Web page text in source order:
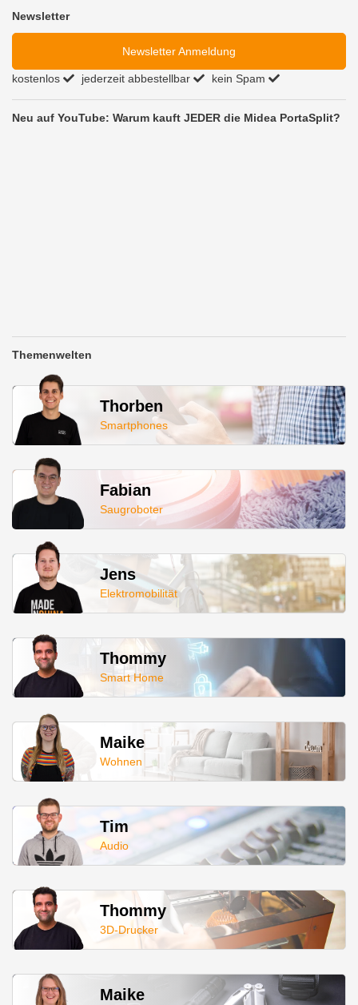
Newsletter
Newsletter Anmeldung
kostenlos jederzeit abbestellbar kein Spam
Neu auf YouTube: Warum kauft JEDER die Midea PortaSplit?
Themenwelten
Thorben
Smartphones
Fabian
Saugroboter
Jens
Elektromobilität
Thommy
Smart Home
Maike
Wohnen
Tim
Audio
Thommy
3D-Drucker
Maike